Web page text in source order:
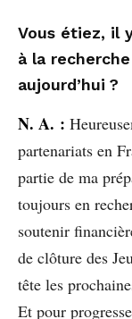
Vous étiez, il
à la
aujourd’hui ?
N. A. :
partenariats en
partie de ma
toujours en
soutenir
de clôture des
tête les
Et pour